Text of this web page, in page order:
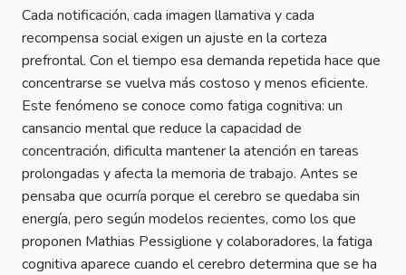
Cada notificación, cada imagen llamativa y cada
recompensa social exigen un ajuste en la corteza
prefrontal. Con el tiempo esa demanda repetida hace que
concentrarse se vuelva más costoso y menos eficiente.
Este fenómeno se conoce como fatiga cognitiva: un
cansancio mental que reduce la capacidad de
concentración, dificulta mantener la atención en tareas
prolongadas y afecta la memoria de trabajo. Antes se
pensaba que ocurría porque el cerebro se quedaba sin
energía, pero según modelos recientes, como los que
proponen Mathias Pessiglione y colaboradores, la fatiga
cognitiva aparece cuando el cerebro determina que se ha